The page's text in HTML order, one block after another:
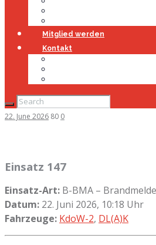
Mitglied werden
Kontakt
22. June 2026 80 0
Einsatz 147
Einsatz-Art: B-BMA –
Datum: 22. Juni 2026, 10:18 Uhr
Fahrzeuge: KdoW-2, DL(A)K